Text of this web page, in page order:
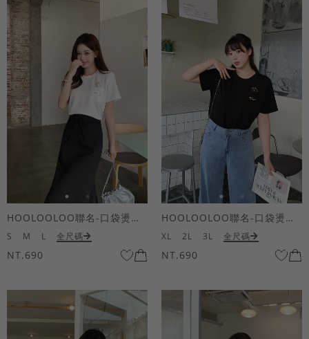
HOOLOOLOO聯名-口袋燙金KUKU熊短袖上衣
S M L 全尺碼
NT.690
HOOLOOLOO聯名-口袋燙金KUKU熊短袖上衣
XL 2L 3L 全尺碼
NT.690